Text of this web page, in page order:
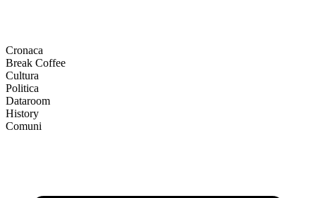
Cronaca
Break Coffee
Cultura
Politica
Dataroom
History
Comuni